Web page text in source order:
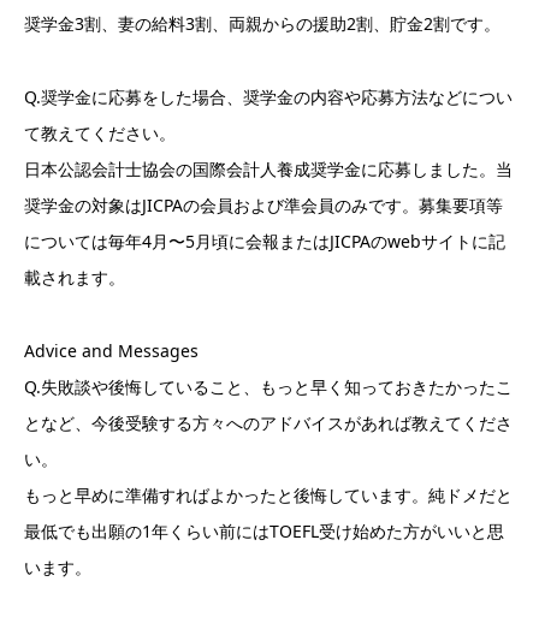
奨学金3割、妻の給料3割、両親からの援助2割、貯金2割です。
Q.奨学金に応募をした場合、奨学金の内容や応募方法などについ
て教えてください。
日本公認会計士協会の国際会計人養成奨学金に応募しました。当
奨学金の対象はJICPAの会員および準会員のみです。募集要項等
については毎年4月〜5月頃に会報またはJICPAのwebサイトに記
載されます。
Advice and Messages
Q.失敗談や後悔していること、もっと早く知っておきたかったこ
となど、今後受験する方々へのアドバイスがあれば教えてくださ
い。
もっと早めに準備すればよかったと後悔しています。純ドメだと
最低でも出願の1年くらい前にはTOEFL受け始めた方がいいと思
います。